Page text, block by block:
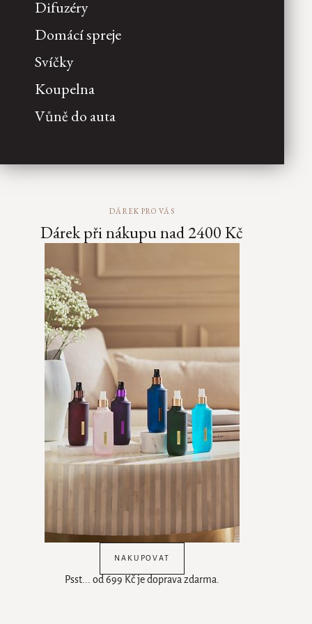
-50%
SAKURA
Nový design
KARMA
HOMME
AYURVEDA
Difuzéry
Domácí spreje
Svíčky
Koupelna
Vůně do auta
DÁREK PRO VÁS
Dárek při nákupu nad 2400 Kč
NAKUPOVAT
Psst... od 699 Kč je doprava zdarma.